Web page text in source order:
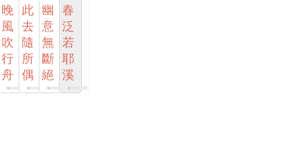
晚
風
吹
行
舟
此
去
隨
所
偶
幽
意
無
斷
絕
春
泛
若
耶
溪